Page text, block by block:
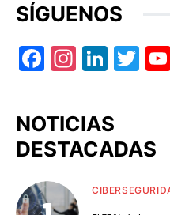
SÍGUENOS
Facebook
Instagram
NOTICIAS
DESTACADAS